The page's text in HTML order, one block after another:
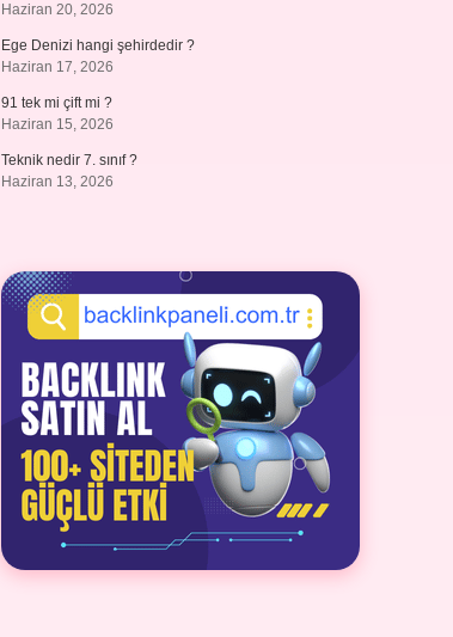
Haziran 20, 2026
Ege Denizi hangi şehirdedir ?
Haziran 17, 2026
91 tek mi çift mi ?
Haziran 15, 2026
Teknik nedir 7. sınıf ?
Haziran 13, 2026